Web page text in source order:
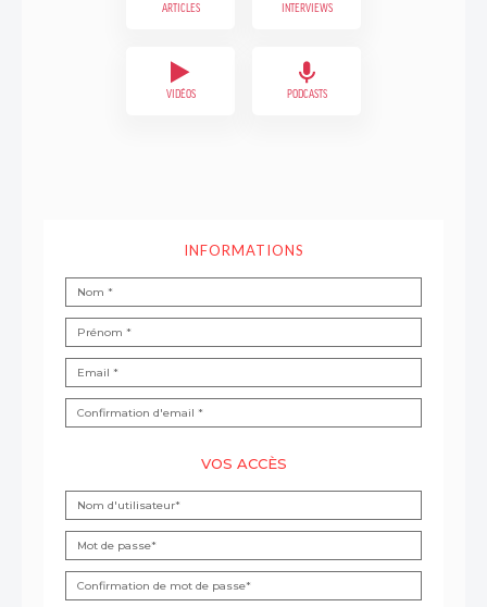
ARTICLES INTERVIEWS
VIDÉOS PODCASTS